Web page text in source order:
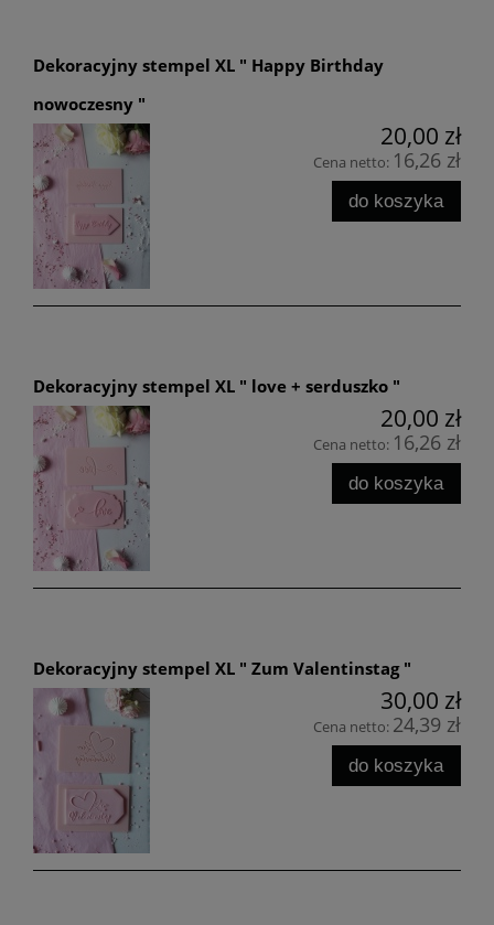
Dekoracyjny stempel XL " Happy Birthday
nowoczesny "
20,00 zł
Cena netto: 16,26 zł
do koszyka
Dekoracyjny stempel XL " love + serduszko "
20,00 zł
Cena netto: 16,26 zł
do koszyka
Dekoracyjny stempel XL " Zum Valentinstag "
30,00 zł
Cena netto: 24,39 zł
do koszyka